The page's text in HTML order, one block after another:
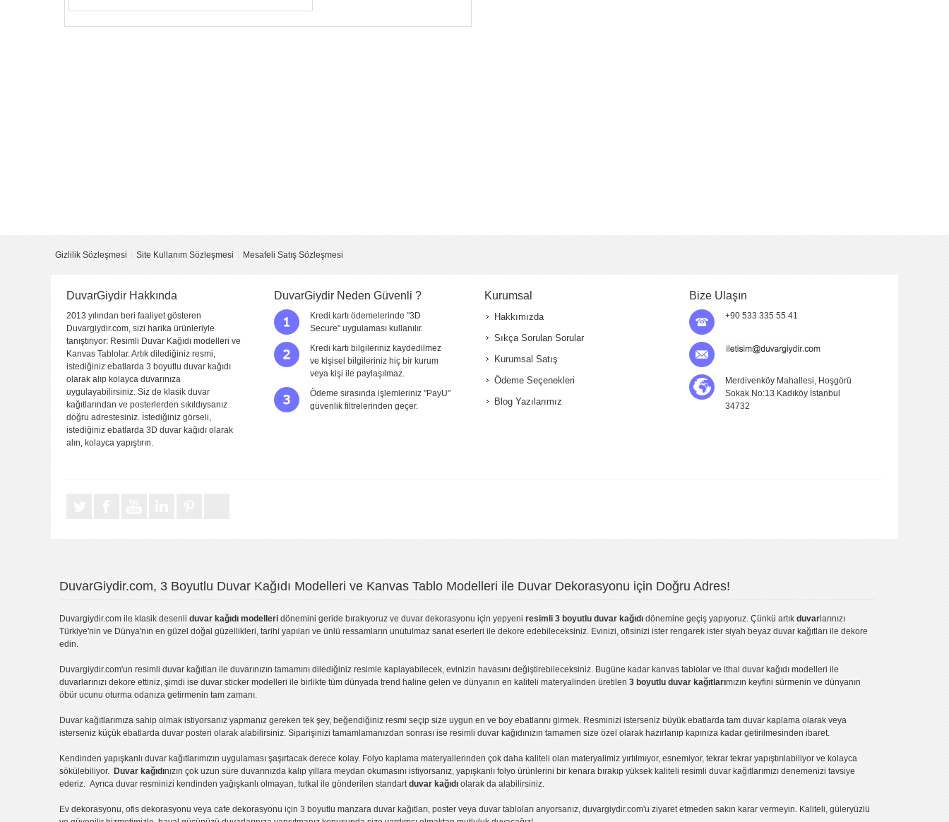
Gizlilik Sözleşmesi Site Kullanım Sözleşmesi Mesafeli Satış Sözleşmesi
DuvarGiydir Hakkında
2013 yılından beri faaliyet gösteren
Duvargiydir.com, sizi harika ürünleriyle
tanıştırıyor: Resimli Duvar Kağıdı modelleri ve
Kanvas Tablolar. Artık dilediğiniz resmi,
istediğiniz ebatlarda 3 boyutlu duvar kağıdı
olarak alıp kolayca duvarınıza
uygulayabilirsiniz. Siz de klasik duvar
kağıtlarından ve posterlerden sıkıldıysanız
doğru adrestesiniz. İstediğiniz görseli,
istediğiniz ebatlarda 3D duvar kağıdı olarak
alın, kolayca yapıştırın.
DuvarGiydir Neden Güvenli ?
Kredi kartı ödemelerinde "3D
Secure" uygulaması kullanılır.
Kredi kartı bilgileriniz kaydedilmez
ve kişisel bilgileriniz hiç bir kurum
veya kişi ile paylaşılmaz.
Ödeme sırasında işlemleriniz "PayU"
güvenlik filtrelerinden geçer.
Kurumsal
Hakkımızda
Sıkça Sorulan Sorular
Kurumsal Satış
Ödeme Seçenekleri
Blog Yazılarımız
Bize Ulaşın
+90 533 335 55 41
Merdivenköy Mahallesi, Hoşgörü
Sokak No:13 Kadıköy İstanbul
34732
DuvarGiydir.com, 3 Boyutlu Duvar Kağıdı Modelleri ve Kanvas Tablo Modelleri ile Duvar Dekorasyonu için Doğru Adres!
Duvargiydir.com ile klasik desenli duvar kağıdı modelleri dönemini geride bırakıyoruz ve duvar dekorasyonu için yepyeni resimli 3 boyutlu duvar kağıdı dönemine geçiş yapıyoruz. Çünkü artık duvar larınızı
Türkiye'nin ve Dünya'nın en güzel doğal güzellikleri, tarihi yapıları ve ünlü ressamların unutulmaz sanat eserleri ile dekore edebileceksiniz. Evinizi, ofisinizi ister rengarek ister siyah beyaz duvar kağıtları ile dekore
edin.
Duvargiydir.com'un resimli duvar kağıtları ile duvarınızın tamamını dilediğiniz resimle kaplayabilecek, evinizin havasını değiştirebileceksiniz. Bugüne kadar kanvas tablo lar ve ithal duvar kağıdı modelleri ile
duvarlarınızı dekore ettiniz, şimdi ise duvar sticker modelleri ile birlikte tüm dünyada trend haline gelen ve dünyanın en kaliteli materyalinden üretilen 3 boyutlu duvar kağıtlarımızın keyfini sürmenin ve dünyanın
öbür ucunu oturma odanıza getirmenin tam zamanı.
Duvar kağıtlarımıza sahip olmak istiyorsanız yapmanız gereken tek şey, beğendiğiniz resmi seçip size uygun en ve boy ebatlarını girmek. Resminizi isterseniz büyük ebatlarda tam duvar kaplama olarak veya
isterseniz küçük ebatlarda duvar posteri olarak alabilirsiniz. Siparişinizi tamamlamanızdan sonrası ise resimli duvar kağıdınızın tamamen size özel olarak hazırlanıp kapınıza kadar getirilmesinden ibaret.
Kendinden yapışkanlı duvar kağıtlarımızın uygulaması şaşırtacak derece kolay. Folyo kaplama materyallerinden çok daha kaliteli olan materyalimiz yırtılmıyor, esnemiyor, tekrar tekrar yapıştırılabiliyor ve kolayca
sökülebiliyor. Duvar kağıdınızın çok uzun süre duvarınızda kalıp yıllara meydan okumasını istiyorsanız, yapışkanlı folyo ürünlerini bir kenara bırakıp yüksek kaliteli resimli duvar kağıtlarımızı denemenizi tavsiye
ederiz. Ayrıca duvar resminizi kendinden yağışkanlı olmayan, tutkal ile gönderilen standartduvar kağıdı olarak da alabilirsiniz.
Ev dekorasyonu, ofis dekorasyonu veya cafe dekorasyonu için 3 boyutlu manzara duvar kağıtları, poster veya duvar tabloları arıyorsanız, duvargiydir.com'u ziyaret etmeden sakın karar vermeyin. Kaliteli, güleryüzlü